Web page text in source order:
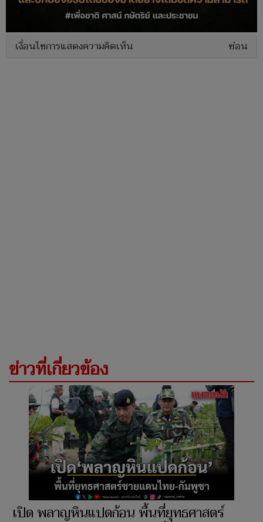
เงื่อนไขการแสดงความคิดเห็น ซ่อน
ข่าวที่เกี่ยวข้อง
เปิด พลาญหินแปดก้อน พื้นที่ยุทธศาสตร์